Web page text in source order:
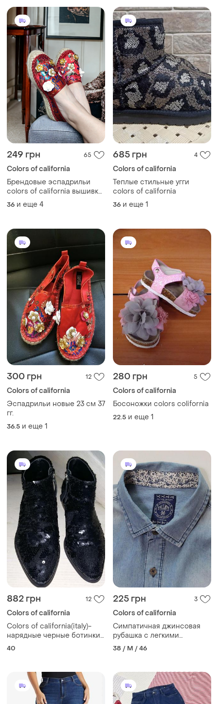
249 грн 65
Colors of california
Брендовые эспадрильи
colors of california вышивка
цветы
36 и еще 4
685 грн 4
Colors of california
Теплые стильные угги
colors of california
36 и еще 1
300 грн 12
Colors of california
Эспадрильи новые 23 см 37
гг.
36.5 и еще 1
280 грн 5
Colors of california
Босоножки colors colifornia
22.5 и еще 1
882 грн 12
Colors of california
Colors of california(italy)-
нарядные черные ботинки
с пайетками р.40 (26,3 см)
40
225 грн 3
Colors of california
Симпатичная джинсовая
рубашка с легкими
ненавязчивыми
освещениями от кaliope
38 / M / 46